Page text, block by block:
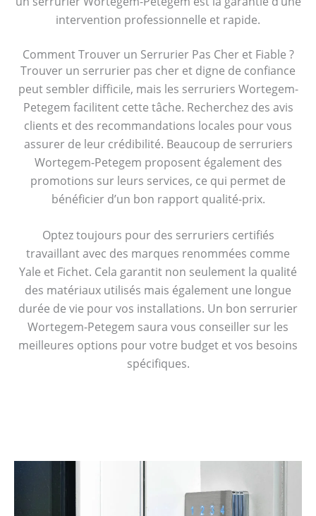
intervention professionnelle et rapide.
Comment Trouver un Serrurier Pas Cher et Fiable ?
Trouver un serrurier pas cher et digne de confiance
peut sembler difficile, mais les serruriers Wortegem-
Petegem facilitent cette tâche. Recherchez des avis
clients et des recommandations locales pour vous
assurer de leur crédibilité. Beaucoup de serruriers
Wortegem-Petegem proposent également des
promotions sur leurs services, ce qui permet de
bénéficier d’un bon rapport qualité-prix.
Optez toujours pour des serruriers certifiés
travaillant avec des marques renommées comme
Yale et Fichet. Cela garantit non seulement la qualité
des matériaux utilisés mais également une longue
durée de vie pour vos installations. Un bon serrurier
Wortegem-Petegem saura vous conseiller sur les
meilleures options pour votre budget et vos besoins
spécifiques.